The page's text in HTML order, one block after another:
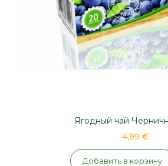
Ягодный чай
4,99 €
Добавить в корзину